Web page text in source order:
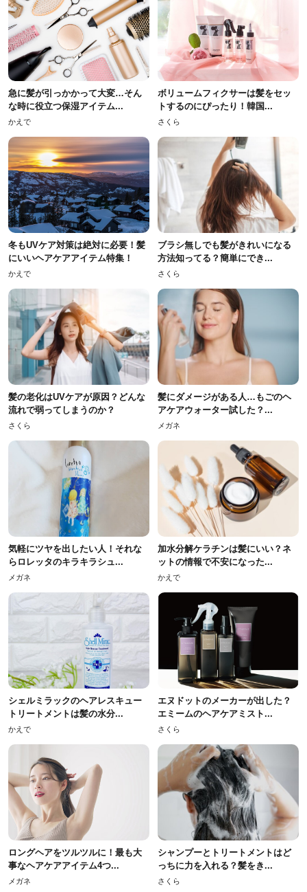
急に髪が引っかかって大変…そん
な時に役立つ保湿アイテム...
かえで
ボリュームフィクサーは髪をセッ
トするのにぴったり！韓国...
さくら
冬もUVケア対策は絶対に必要！髪
にいいヘアケアアイテム特集！
かえで
ブラシ無しでも髪がきれいになる
方法知ってる？簡単にでき...
さくら
髪の老化はUVケアが原因？どんな
流れで弱ってしまうのか？
さくら
髪にダメージがある人…もごのヘ
アケアウォーター試した？...
メガネ
気軽にツヤを出したい人！それな
らロレッタのキラキラシュ...
メガネ
加水分解ケラチンは髪にいい？ネ
ットの情報で不安になった...
かえで
シェルミラックのヘアレスキュー
トリートメントは髪の水分...
かえで
エヌドットのメーカーが出した？
エミームのヘアケアミスト...
さくら
ロングヘアをツルツルに！最も大
事なヘアケアアイテム4つ...
メガネ
シャンプーとトリートメントはど
っちに力を入れる？髪をき...
さくら